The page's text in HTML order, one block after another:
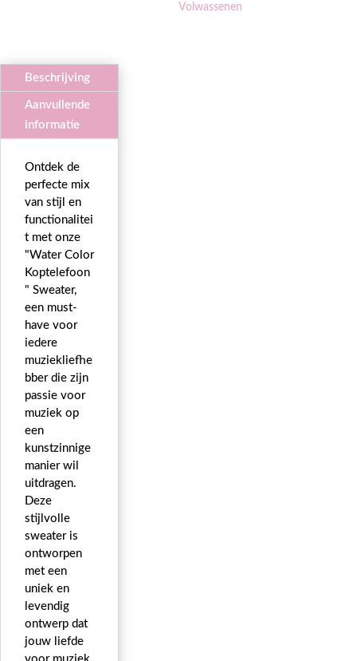
Volwassenen
Beschrijving
Aanvullende
informatie
Ontdek de
perfecte mix
van stijl en
functionalitei
t met onze
"Water Color
Koptelefoon
" Sweater,
een must-
have voor
iedere
muziekliefhe
bber die zijn
passie voor
muziek op
een
kunstzinnige
manier wil
uitdragen.
Deze
stijlvolle
sweater is
ontworpen
met een
uniek en
levendig
ontwerp dat
jouw liefde